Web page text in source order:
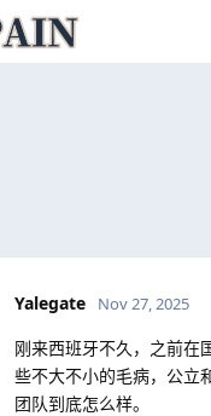
Yalegate Nov 27, 2025
刚来西班牙不久，之前在
些不大不小的毛病，公立
团队到底怎么样。